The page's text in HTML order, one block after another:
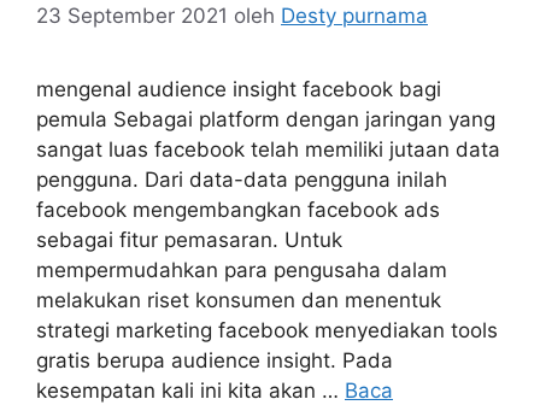
23 September 2021 oleh Desty purnama
mengenal audience insight facebook bagi
pemula Sebagai platform dengan jaringan yang
sangat luas facebook telah memiliki jutaan data
pengguna. Dari data-data pengguna inilah
facebook mengembangkan facebook ads
sebagai fitur pemasaran. Untuk
mempermudahkan para pengusaha dalam
melakukan riset konsumen dan menentuk
strategi marketing facebook menyediakan tools
gratis berupa audience insight. Pada
kesempatan kali ini kita akan … Baca